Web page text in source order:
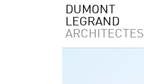
DUMONT
LEGRAND
ARCHITECTES